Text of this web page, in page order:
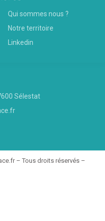
Sélestat
Qui sommes nous ?
Notre territoire
Linkedin
– Tous droits réservés –